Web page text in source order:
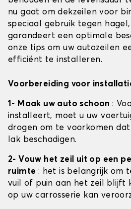
nu gaat om dekzeilen voor
speciaal gebruik tegen
garandeert een optimale
onze tips om uw autozeilen
efficiënt te installeren.
Voorbereiding voor
1- Maak uw auto schoon:
installeert, moet u uw
drogen om te voorkomen
lak beschadigen.
2- Vouw het zeil uit op een
ruimte : het is belangrijk om
vuil of puin aan het zeil blijft
op uw carrosserie kan